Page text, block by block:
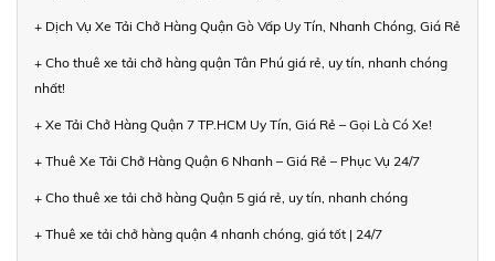
+ Dịch Vụ Xe Tải Chở Hàng Quận Gò Vấp Uy Tín, Nhanh Chóng, Giá Rẻ
+ Cho thuê xe tải chở hàng quận Tân Phú giá rẻ, uy tín, nhanh chóng
nhất!
+ Xe Tải Chở Hàng Quận 7 TP.HCM Uy Tín, Giá Rẻ – Gọi Là Có Xe!
+ Thuê Xe Tải Chở Hàng Quận 6 Nhanh – Giá Rẻ – Phục Vụ 24/7
+ Cho thuê xe tải chở hàng Quận 5 giá rẻ, uy tín, nhanh chóng
+ Thuê xe tải chở hàng quận 4 nhanh chóng, giá tốt | 24/7